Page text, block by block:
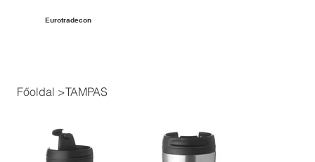
Eurotradecon
Főoldal >TAMPAS